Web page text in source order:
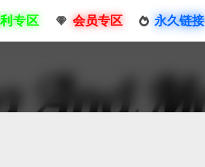
专区 会员专区 永久链接